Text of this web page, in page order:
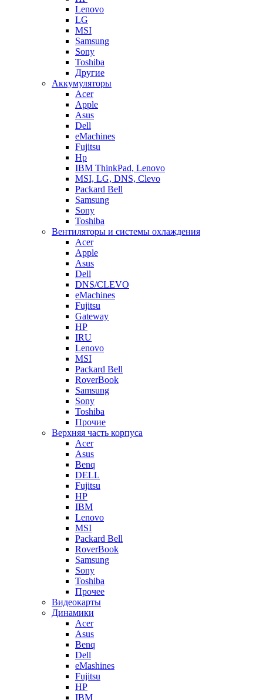
Lenovo
LG
MSI
Samsung
Sony
Toshiba
Другие
Аккумуляторы
Acer
Apple
Asus
Dell
eMachines
Fujitsu
Hp
IBM ThinkPad, Lenovo
MSI, LG, DNS, Clevo
Packard Bell
Samsung
Sony
Toshiba
Вентиляторы и системы охлаждения
Acer
Apple
Asus
Dell
DNS/CLEVO
eMachines
Fujitsu
Gateway
HP
IRU
Lenovo
MSI
Packard Bell
RoverBook
Samsung
Sony
Toshiba
Прочие
Верхняя часть корпуса
Acer
Asus
Benq
DELL
Fujitsu
HP
IBM
Lenovo
MSI
Packard Bell
RoverBook
Samsung
Sony
Toshiba
Прочее
Видеокарты
Динамики
Acer
Asus
Benq
Dell
eMashines
Fujitsu
HP
IBM